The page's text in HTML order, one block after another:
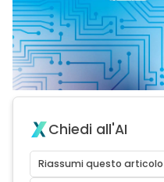
Chiedi all'AI
Riassumi questo articolo